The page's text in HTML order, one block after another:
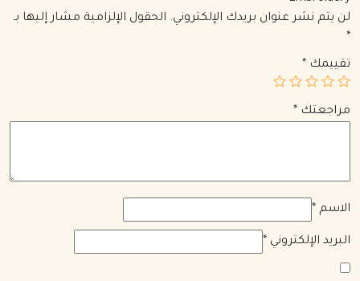
لن يتم نشر عنوان بريدك الإلكتروني. الحقول الإلزامية مشار إليها بـ
*
تقييمك *
مراجعتك *
الاسم *
البريد الإلكتروني *